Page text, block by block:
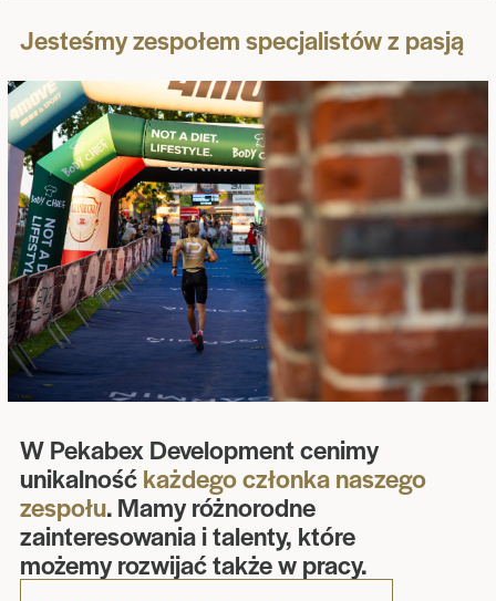
Jesteśmy zespołem specjalistów z pasją
W Pekabex Development cenimy
unikalnośćkażdego członka naszego
zespołu. Mamy różnorodne
zainteresowania i talenty, które
możemy rozwijać także w pracy.